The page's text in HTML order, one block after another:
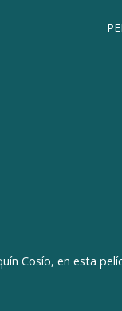
Cosío, en esta